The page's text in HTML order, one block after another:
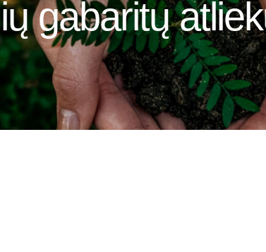
gabaritų